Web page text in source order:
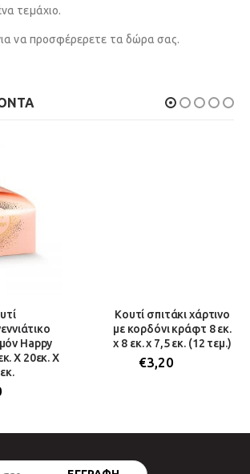
τεμάχιο.
να προσφέρερετε τα δώρα σας.
Happy
Χ 20εκ. Χ
Κουτί σπιτάκι χάρτινο
με κορδόνι κράφτ 8 εκ.
x 8 εκ. x 7,5 εκ. (12 τεμ.)
€3,20